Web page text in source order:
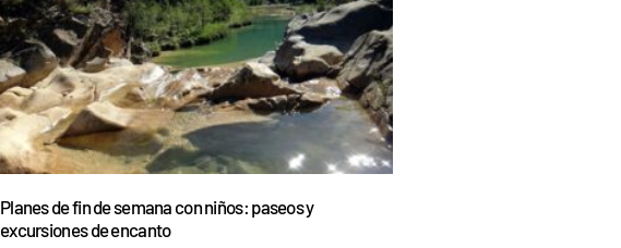
Planes de fin de semana con niños: paseos y
excursiones de encanto